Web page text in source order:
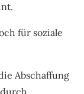
für soziale
Abschaffung